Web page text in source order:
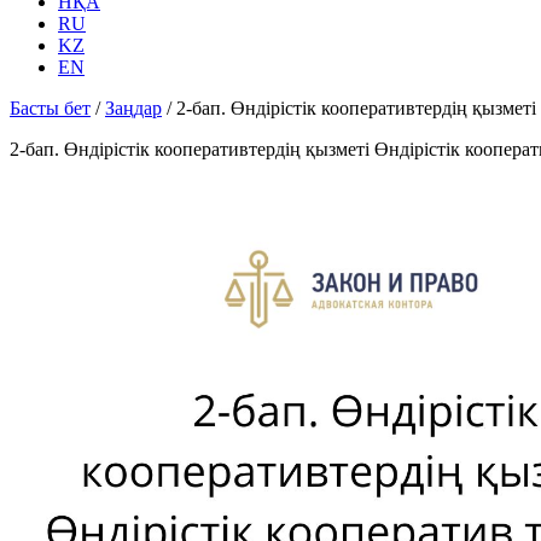
RU
KZ
EN
Басты бет /Заңдар / 2-бап. Өндiрiстiк кооперативтердiң
2-бап. Өндiрiстiк кооперативтердiң қызметi Өндiрiстiк